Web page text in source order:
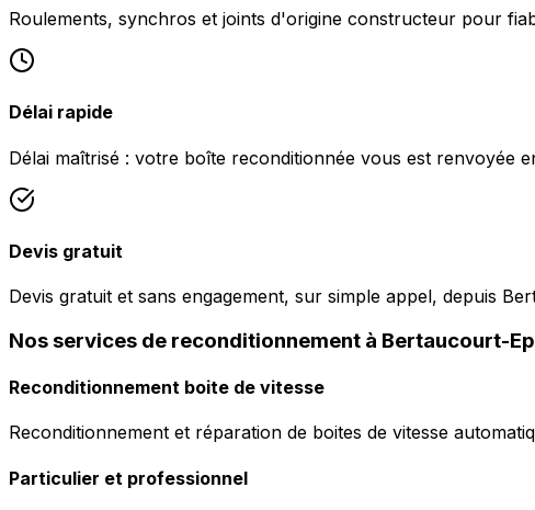
Roulements, synchros et joints d'origine constructeur pour
Délai rapide
Délai maîtrisé : votre boîte reconditionnée vous est renvoyée
Devis gratuit
Devis gratuit et sans engagement, sur simple appel, depuis
Nos services de reconditionnement à Bertaucourt-
Reconditionnement boite de vitesse
Reconditionnement et réparation de boites de vitesse
Particulier et professionnel